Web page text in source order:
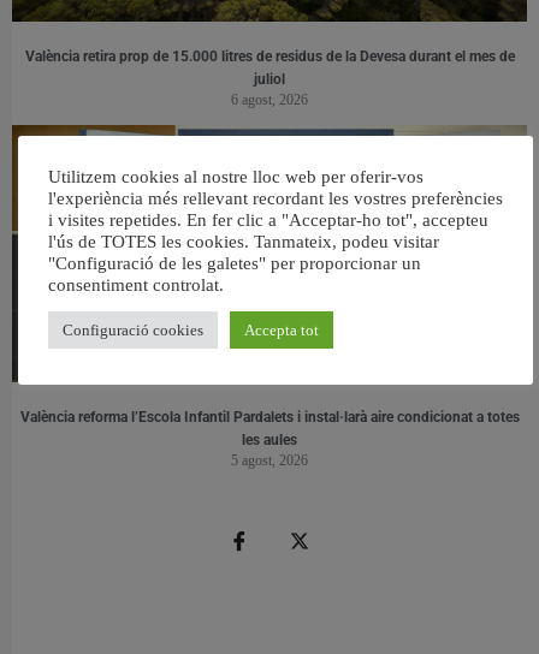
València retira prop de 15.000 litres de residus de la Devesa durant el mes de
juliol
6 agost, 2026
València reforma l’Escola Infantil Pardalets i instal·larà aire condicionat a totes
les aules
5 agost, 2026
Utilitzem cookies al nostre lloc web per oferir-vos
l'experiència més rellevant recordant les vostres preferències
i visites repetides. En fer clic a "Acceptar-ho tot", accepteu
l'ús de TOTES les cookies. Tanmateix, podeu visitar
"Configuració de les galetes" per proporcionar un
consentiment controlat.
Configuració cookies Accepta tot